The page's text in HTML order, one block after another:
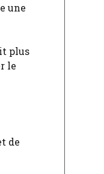
une
plus
le
de